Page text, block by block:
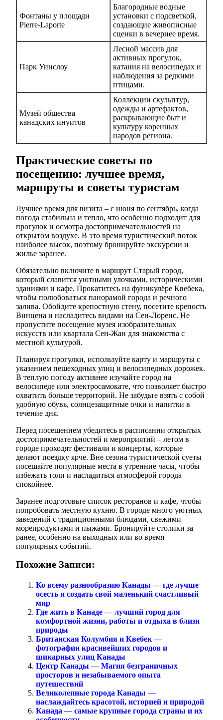
Фонтаны у площади
Pierre-Laporte
Благородные водные
установки с подсветкой,
создающие живописные
сценки в вечернее время.
Парк Уинслоу
Лесной массив для
активных прогулок,
катания на велосипедах и
наблюдения за редкими
птицами.
Музей общества
канадских инуитов
Коллекции скульптур,
одежды и артефактов,
раскрывающие быт и
культуру коренных
народов региона.
Практические советы по
посещению: лучшее время,
маршруты и советы туристам
Лучшее время для визита – с июня по сентябрь, когда
погода стабильна и тепло, что особенно подходит для
прогулок и осмотра достопримечательностей на
открытом воздухе. В это время туристический поток
наиболее высок, поэтому бронируйте экскурсии и
жилье заранее.
Обязательно включите в маршрут Старый город,
который славится уютными улочками, историческими
зданиями и кафе. Прокатитесь на фуникулёре Квебека,
чтобы полюбоваться панорамой города и речного
залива. Обойдите крепостную стену, посетите крепость
Винцена и насладитесь видами на Сен-Лоренс. Не
пропустите посещение музея изобразительных
искусств или квартала Сен-Жан для знакомства с
местной культурой.
Планируя прогулки, используйте карту и маршруты с
указанием пешеходных улиц и велосипедных дорожек.
В теплую погоду активнее изучайте город на
велосипеде или электросамокате, что позволяет быстро
охватить больше территорий. Не забудьте взять с собой
удобную обувь, солнцезащитные очки и напитки в
течение дня.
Перед посещением убедитесь в расписании открытых
достопримечательностей и мероприятий – летом в
городе проходят фестивали и концерты, которые
делают поездку ярче. Вне сезона туристической суеты
посещайте популярные места в утренние часы, чтобы
избежать толп и насладиться атмосферой города
спокойнее.
Заранее подготовьте список ресторанов и кафе, чтобы
попробовать местную кухню. В городе много уютных
заведений с традиционными блюдами, свежими
морепродуктами и пыжами. Бронируйте столики за
ранее, особенно на выходных или во время
популярных событий.
Похожие Записи:
Ко всему разнообразию Канады — где лучше
осесть и создать свой маленький счастливый
мир
Где жить в Канаде — лучший город для
комфортной жизни, работы и отдыха в близи
природы
Британская Колумбия и Квебек —
фотографии красивейших городов и
шикарных улиц Канады
Центр Канады — Магия безграничных
просторов и незабываемого опыта
путешествий
Великолепные города Канады —
наслаждайтесь красотой, историей и природой
Канада — самые крупные города страны и их